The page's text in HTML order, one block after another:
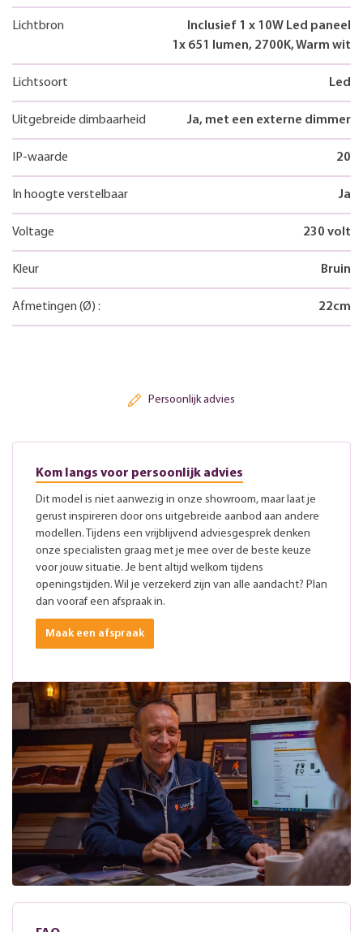
Lichtbron
Inclusief 1 x 10W Led paneel
1x 651 lumen, 2700K, Warm wit
Lichtsoort Led
Uitgebreide dimbaarheid Ja, met een externe dimmer
IP-waarde 20
In hoogte verstelbaar Ja
Voltage 230 volt
Kleur Bruin
Afmetingen (Ø) : 22cm
Persoonlijk advies
Kom langs voor persoonlijk advies
Dit model is niet aanwezig in onze showroom, maar laat je
gerust inspireren door ons uitgebreide aanbod aan andere
modellen. Tijdens een vrijblijvend adviesgesprek denken
onze specialisten graag met je mee over de beste keuze
voor jouw situatie. Je bent altijd welkom tijdens
openingstijden. Wil je verzekerd zijn van alle aandacht? Plan
dan vooraf een afspraak in.
Maak een afspraak